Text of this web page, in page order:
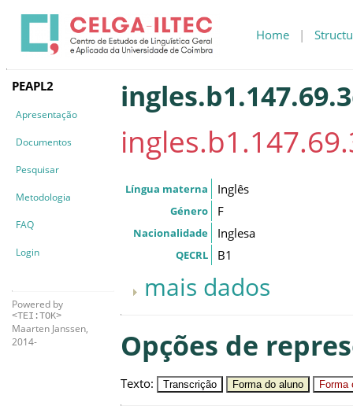
Home |
PEAPL2
Apresentação
Documentos
Pesquisar
Metodologia
FAQ
Login
Powered by
<TEI:TOK>
Maarten Janssen,
2014-
Língua materna Inglês
Género F
Nacionalidade Inglesa
QECRL B1
mais dados
Opções de
Texto: Transcrição Forma do aluno Forma